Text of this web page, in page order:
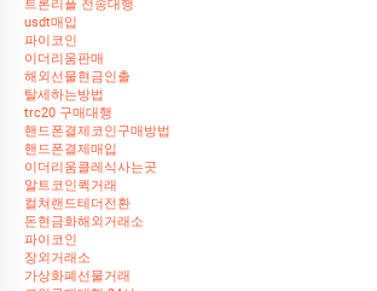
트론리플 전송대행
usdt매입
파이코인
이더리움판매
해외선물현금인출
탈세하는방법
trc20 구매대행
핸드폰결제코인구매방법
핸드폰결제매입
이더리움클레식사는곳
알트코인퀵거래
컬쳐랜드테더전환
돈현금화해외거래소
파이코인
장외거래소
가상화폐선물거래